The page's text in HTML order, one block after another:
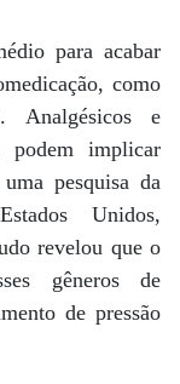
para acabar
como
Analgésicos e
podem implicar
pesquisa da
Unidos,
revelou que o
gêneros de
de pressão